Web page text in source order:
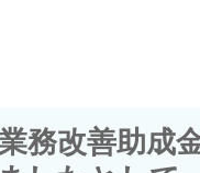
務改善助成